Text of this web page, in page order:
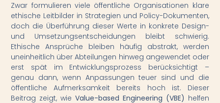
Zwar formulieren viele öffentliche Organisationen klare
ethische Leitbilder in Strategien und Policy-Dokumenten,
doch die Überführung dieser Werte in konkrete Design-
und Umsetzungsentscheidungen bleibt schwierig.
Ethische Ansprüche bleiben häufig abstrakt, werden
uneinheitlich über Abteilungen hinweg angewendet oder
erst spät im Entwicklungsprozess berücksichtigt –
genau dann, wenn Anpassungen teuer sind und die
öffentliche Aufmerksamkeit bereits hoch ist. Dieser
Beitrag zeigt, wie Value-based Engineering (VBE) helfen